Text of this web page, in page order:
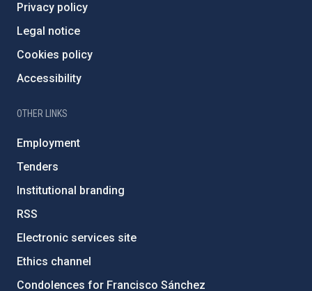
Privacy policy
Legal notice
Cookies policy
Accessibility
OTHER LINKS
Employment
Tenders
Institutional branding
RSS
Electronic services site
Ethics channel
Condolences for Francisco Sánchez